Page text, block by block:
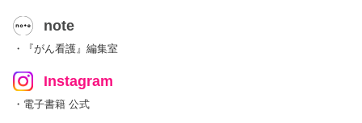
note
・『がん看護』編集室
Instagram
・電子書籍 公式